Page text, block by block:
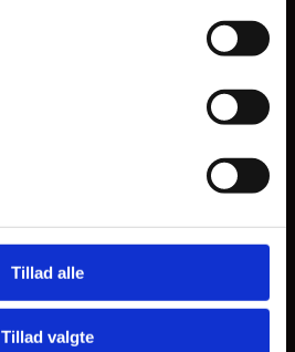
Tillad alle
Tillad valgte